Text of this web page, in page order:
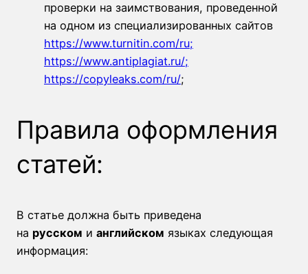
проверки на заимствования, проведенной
на одном из специализированных сайтов
https://www.turnitin.com/ru;
https://www.antiplagiat.ru/;
https://copyleaks.com/ru/;
Правила оформления
статей:
В статье должна быть приведена
на русском и английском языках следующая
информация: